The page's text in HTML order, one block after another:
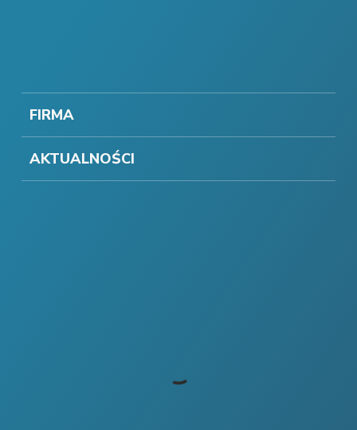
FIRMA
AKTUALNOŚCI